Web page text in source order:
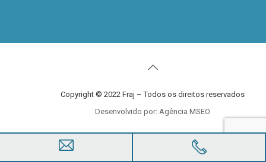
Copyright © 2022 Fraj – Todos os direitos reservados
Desenvolvido por: Agência MSEO